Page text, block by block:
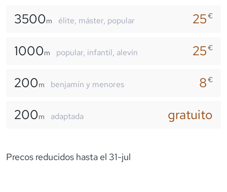
3500m élite, máster, popular 25€
1000m popular, infantil, alevín 25€
200m benjamín y menores 8€
200m adaptada gratuito
Precos reducidos hasta el 31-jul